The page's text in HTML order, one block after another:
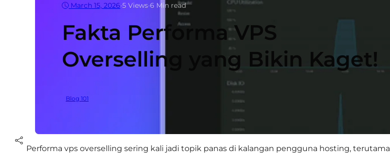
March 15, 2026•5 Views•6 Min read
Fakta Performa VPS
Overselling yang Bikin Kaget!
Blog 101
Performa vps overselling sering kali jadi topik panas di kalangan pengguna hosting, terutama